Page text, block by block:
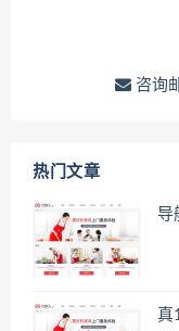
咨询
热门文章
导
真